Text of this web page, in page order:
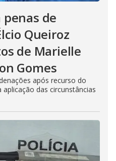
de
Queiroz
de Marielle
Gomes
após recurso do
das circunstâncias